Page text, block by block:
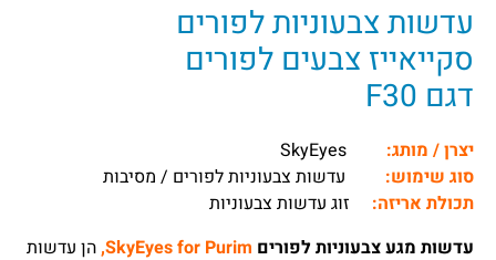
עדשות צבעוניות לפורים
סקייאייז צבעים לפורים
דגם F30
יצרן / מותג:
סוג שימוש:
עדשות צבעוניות לפורים / מסיבות
תכולת אריזה:
זוג עדשות צבעוניות
עדשות מגע צבעוניות לפורים SkyEyes for Purim, הן עדשות